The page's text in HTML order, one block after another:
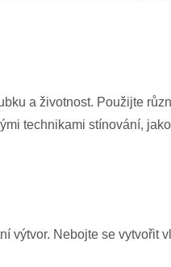
a životnost. Použijte
technikami stínování,
výtvor. Nebojte se vytvořit